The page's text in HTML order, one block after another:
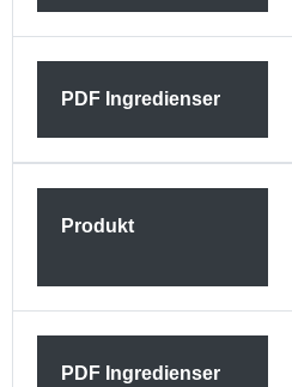
PDF Ingredienser
Produkt
PDF Ingredienser